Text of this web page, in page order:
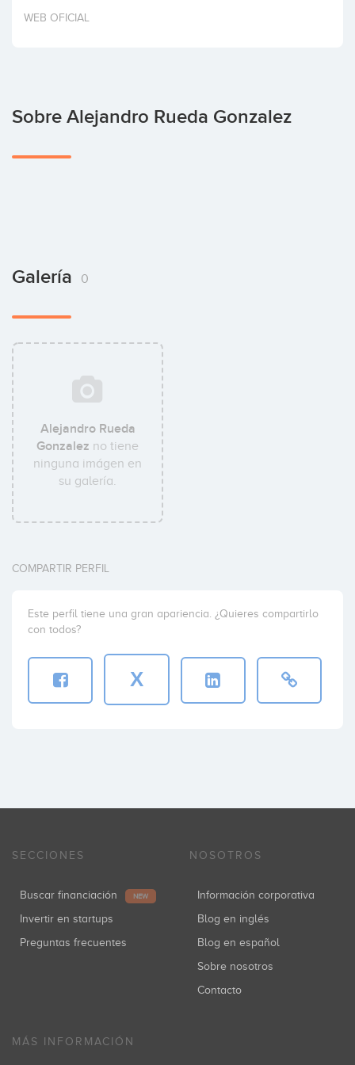
Invertir
WEB OFICIAL
Sobre Alejandro Rueda Gonzalez
Galería 0
Alejandro Rueda
Gonzalez no tiene
ninguna imágen en
su galería.
COMPARTIR PERFIL
Este perfil tiene una gran apariencia. ¿Quieres compartirlo
con todos?
X
SECCIONES
Buscar financiación NEW
Invertir en startups
Preguntas frecuentes
NOSOTROS
Información corporativa
Blog en inglés
Blog en español
Sobre nosotros
Contacto
MÁS INFORMACIÓN